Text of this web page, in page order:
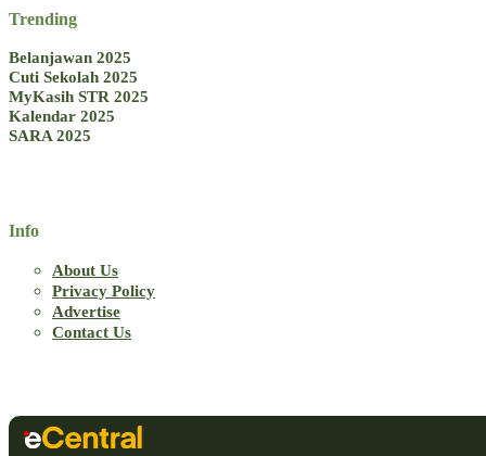
Trending
Belanjawan 2025
Cuti Sekolah 2025
MyKasih STR 2025
Kalendar 2025
SARA 2025
Info
About Us
Privacy Policy
Advertise
Contact Us